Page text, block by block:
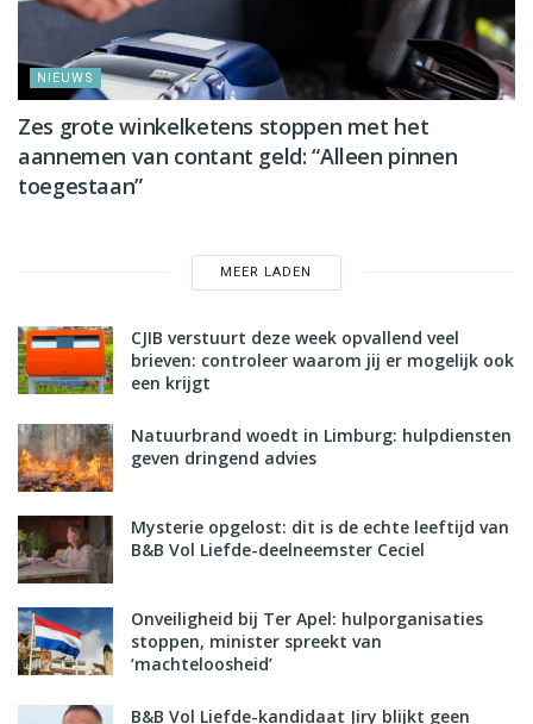
NIEUWS
Zes grote winkelketens stoppen met het
aannemen van contant geld: “Alleen pinnen
toegestaan”
MEER LADEN
CJIB verstuurt deze week opvallend veel
brieven: controleer waarom jij er mogelijk ook
een krijgt
Natuurbrand woedt in Limburg: hulpdiensten
geven dringend advies
Mysterie opgelost: dit is de echte leeftijd van
B&B Vol Liefde-deelneemster Ceciel
Onveiligheid bij Ter Apel: hulporganisaties
stoppen, minister spreekt van
‘machteloosheid’
B&B Vol Liefde-kandidaat Jiry blijkt geen